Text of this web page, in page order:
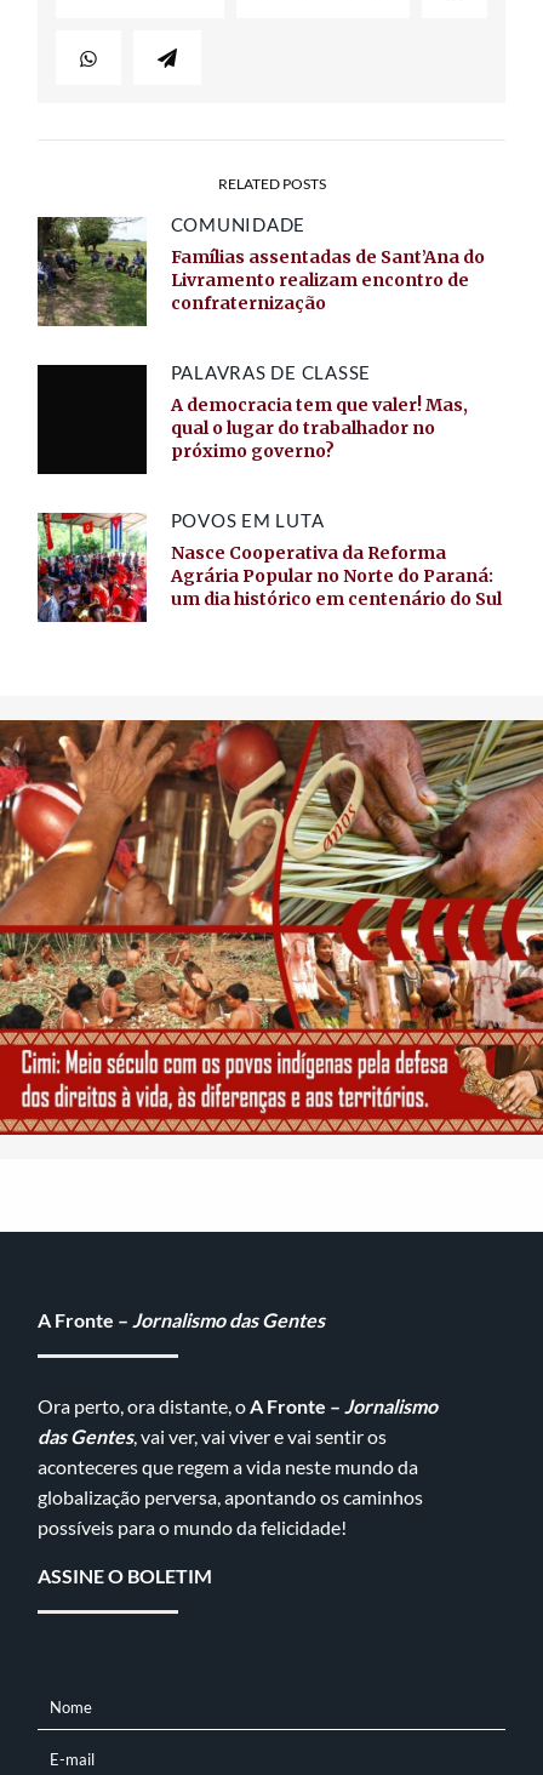
RELATED POSTS
COMUNIDADE
Famílias assentadas de Sant’Ana do
Livramento realizam encontro de
confraternização
PALAVRAS DE CLASSE
A democracia tem que valer! Mas,
qual o lugar do trabalhador no
próximo governo?
POVOS EM LUTA
Nasce Cooperativa da Reforma
Agrária Popular no Norte do Paraná:
um dia histórico em centenário do Sul
A Fronte – Jornalismo das Gentes
Ora perto, ora distante, oA Fronte – Jornalismo
das Gentes, vai ver, vai viver e vai sentir os
aconteceres que regem a vida neste mundo da
globalização perversa, apontando os caminhos
possíveis para o mundo da felicidade!
ASSINE O BOLETIM
NOME
Nome
E-mail